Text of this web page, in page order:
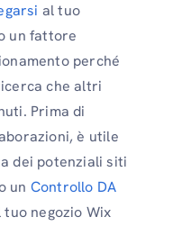
al tuo
un fattore
perché
che altri
Prima di
è utile
dei potenziali siti
un Controllo DA
negozio Wix